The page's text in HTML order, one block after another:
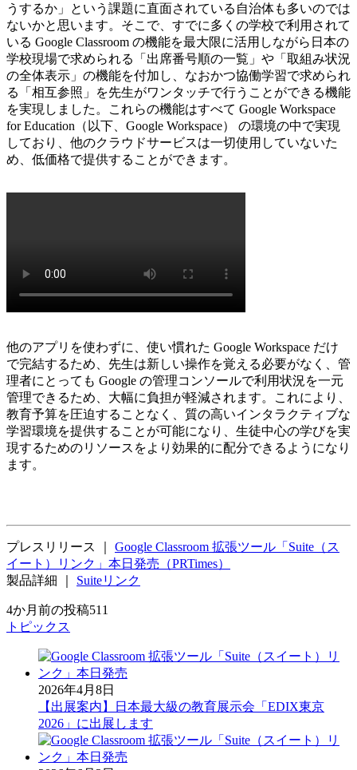
うするか」
という課題に直面されている自治体も多いのでは
ないかと思います。そこで、すでに多くの学校で利用されて
いる Google Classroom の機能を最大限に活用しながら日本の
学校現場で求められる「出席番号順の一覧」や「取組み状況
の全体表示」の機能を付加し、なおかつ協働学習で求められ
る「相互参照」を先生がワンタッチで行うことができる機能
を実現 しました。
これらの機能はすべて Google Workspace
for Education（以下、Google Workspace） の環境の中で実現
しており、他のクラウドサービスは一切使用していないた
め、低価格で提供することができます。
他のアプリを使わずに、使い慣れた Google Workspace だけ
で完結するため、先生は新しい操作を覚える必要がなく、管
理者にとっても Google の管理コンソールで利用状況を一元
管理できるため、大幅に負担が軽減されます。これにより、
教育予算を圧迫することなく、質の高いインタラクティブな
学習環境を提供することが可能になり、生徒中心の学びを実
現するためのリソースをより効果的に配分できるようになり
ます。
プレスリリース ｜ Google Classroom 拡張ツール「Suite（ス
イート）リンク」本日発売（PRTimes）
製品詳細 ｜ Suiteリンク
4か月前の投稿511
トピックス
2026年4月8日
【出展案内】日本最大級の教育展示会「EDIX東京
2026」に出展します